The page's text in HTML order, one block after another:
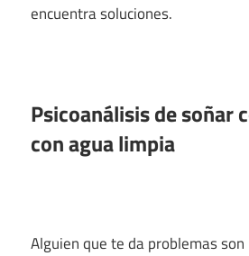
encuentra soluciones.
Psicoanálisis de soñar
con agua limpia
Alguien que te da problemas